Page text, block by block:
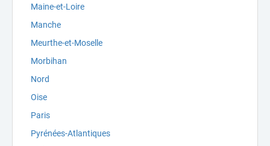
Maine-et-Loire
Manche
Meurthe-et-Moselle
Morbihan
Nord
Oise
Paris
Pyrénées-Atlantiques